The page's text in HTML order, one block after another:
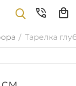
/ Тарелка